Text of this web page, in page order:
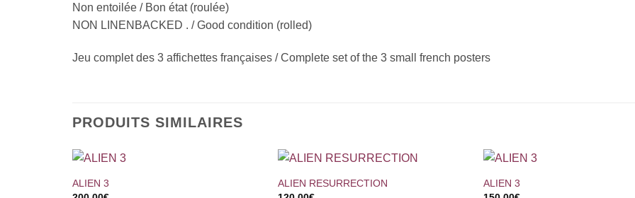
Non entoilée / Bon état (roulée)
NON LINENBACKED . / Good condition (rolled)
Jeu complet des 3 affichettes françaises / Complete set of the 3 small french posters
PRODUITS SIMILAIRES
+
ALIEN 3
+
ALIEN RESURRECTION
+
ALIEN 3